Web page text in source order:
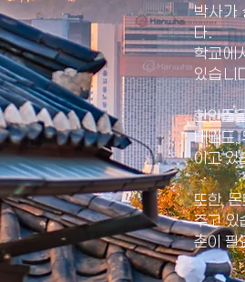
박사가
다.
학교에
있습니
한인들
태권도,
이고 있
또한,
주고 있
촌이 필